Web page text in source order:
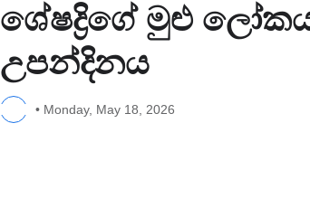
ශේෂද්‍රිගේ මුළු
උපන්දිනය
• Monday, May 18, 2026